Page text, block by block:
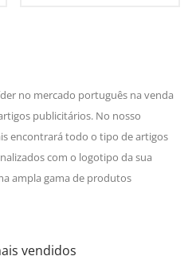
no mercado português na venda
publicitários. No nosso
encontrará todo o tipo de artigos
com o logotipo da sua
ampla gama de produtos
vendidos